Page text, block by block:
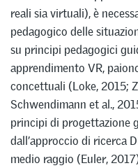
reali sia virtuali), è
pedagogico delle
su principi pedagogici
apprendimento VR,
concettuali (Loke, 2015;
Schwendimann et al.,
principi di progettazione
dall’approccio di ricerca
medio raggio (Euler,